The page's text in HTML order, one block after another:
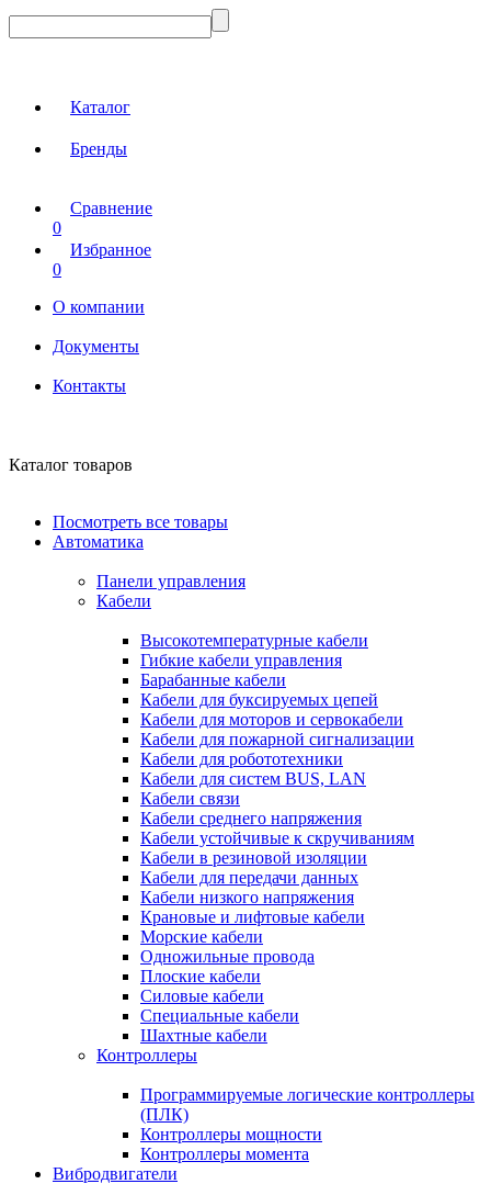
Каталог
Бренды
Сравнение
0
Избранное
0
О компании
Документы
Контакты
Каталог товаров
Посмотреть все товары
Автоматика
Панели управления
Кабели
Высокотемпературные кабели
Гибкие кабели управления
Барабанные кабели
Кабели для буксируемых цепей
Кабели для моторов и сервокабели
Кабели для пожарной сигнализации
Кабели для робототехники
Кабели для систем BUS, LAN
Кабели связи
Кабели среднего напряжения
Кабели устойчивые к скручиваниям
Кабели в резиновой изоляции
Кабели для передачи данных
Кабели низкого напряжения
Крановые и лифтовые кабели
Морские кабели
Одножильные провода
Плоские кабели
Силовые кабели
Специальные кабели
Шахтные кабели
Контроллеры
Программируемые логические контроллеры
(ПЛК)
Контроллеры мощности
Контроллеры момента
Вибродвигатели